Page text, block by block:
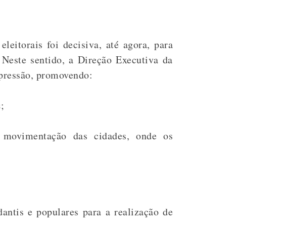
eleitorais foi decisiva, até agora, para
sentido, a Direção Executiva da
promovendo:
das cidades, onde os
e populares para a realização de